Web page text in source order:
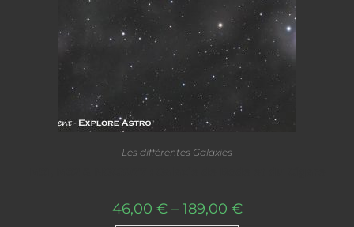
Les différentes Galaxies
46,00 €– 189,00 €